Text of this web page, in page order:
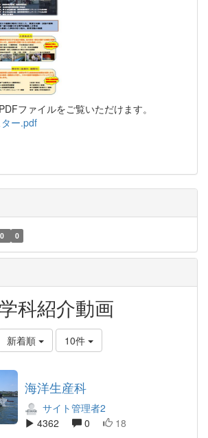
ファイルをご覧いただけます。
ー.pdf
0 0
科紹介動画
新着順 10件
海洋生産科
サイト管理者2
4362
0 18